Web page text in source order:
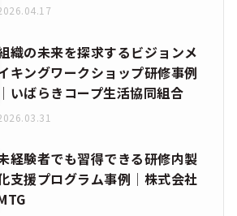
織の未来を探求するビジョンメ
キングワークショップ研修事例
│いばらきコープ生活協同組合
経験者でも習得できる研修内製
支援プログラム事例│株式会社